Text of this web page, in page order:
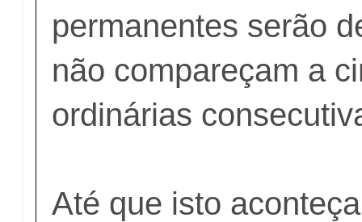
permanentes serão
não compareçam a
ordinárias
Até que isto